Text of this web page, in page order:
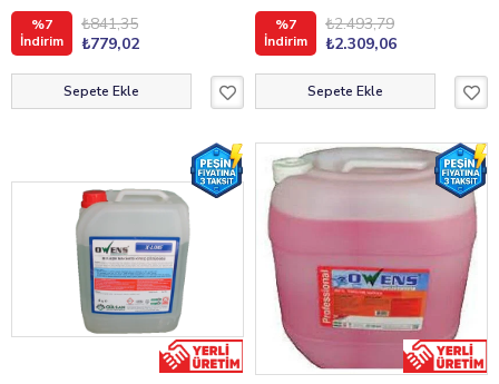
%7
İndirim
₺779,02
₺841,35
Sepete Ekle
%7
İndirim
₺2.309,06
₺2.493,79
Sepete Ekle